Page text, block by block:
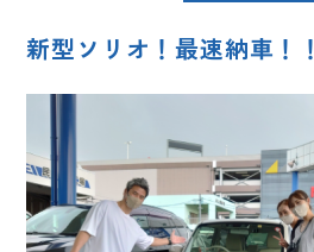
新型ソリオ！最速納車！！